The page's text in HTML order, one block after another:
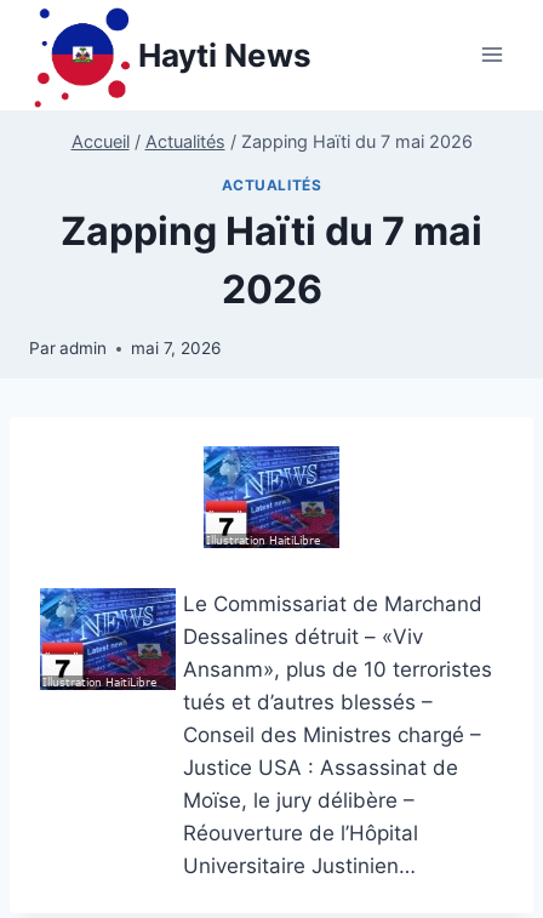
Aller
contenu
Hayti News
Accueil / Actualités / Zapping Haïti du 7 mai 2026
ACTUALITÉS
Zapping Haïti du 7 mai
2026
Paradmin mai 7, 2026
Le Commissariat de Marchand
Dessalines détruit – «Viv
Ansanm», plus de 10 terroristes
tués et d’autres blessés –
Conseil des Ministres chargé –
Justice USA : Assassinat de
Moïse, le jury délibère –
Réouverture de l’Hôpital
Universitaire Justinien…